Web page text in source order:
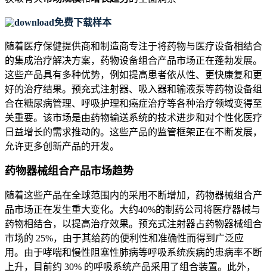
免费下载样本
随着医疗保健提供商和制造商专注于将药物与医疗设备相结合
的集成治疗解决方案，药物设备组合产品市场正在蓬勃发展。
这些产品具有多种优势，例如提高患者依从性、更快康复和更
好的治疗结果。预充式注射器、吸入器和输液泵等药物设备组
合在糖尿病管理、呼吸护理和癌症治疗等各种治疗领域变得至
关重要。该市场是由药物输送系统的技术进步和对个性化医疗
日益增长的需求推动的。这些产品的监管框架正在不断发展，
允许更多创新产品的开发。
药物器械组合产品市场趋势
随着这些产品在全球范围内的采用不断增加，药物器械组合产
品市场正在发生重大变化。大约40%的制药公司将医疗器械与
药物相结合，以提高治疗效果。预充式注射器占药物器械组合
市场的 25%，由于其给药的便利性和准确性而得到广泛应
用。由于哮喘和慢性阻塞性肺病等呼吸系统疾病的患病率不断
上升，目前约 30% 的呼吸系统产品采用了组合装置。此外，